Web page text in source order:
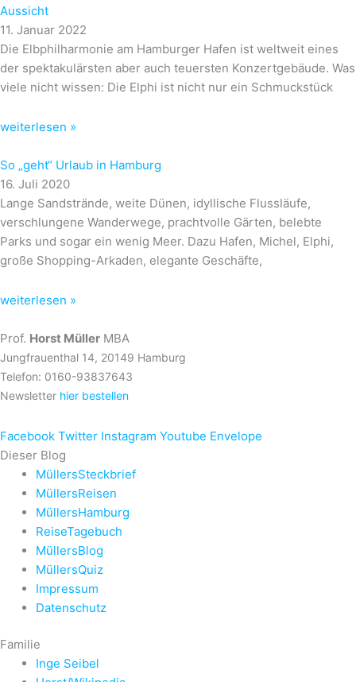
Aussicht
11. Januar 2022
Die Elbphilharmonie am Hamburger Hafen ist weltweit eines
der spektakulärsten aber auch teuersten Konzertgebäude. Was
viele nicht wissen: Die Elphi ist nicht nur ein Schmuckstück
weiterlesen »
So „geht“ Urlaub in Hamburg
16. Juli 2020
Lange Sandstrände, weite Dünen, idyllische Flussläufe,
verschlungene Wanderwege, prachtvolle Gärten, belebte
Parks und sogar ein wenig Meer. Dazu Hafen, Michel, Elphi,
große Shopping-Arkaden, elegante Geschäfte,
weiterlesen »
Prof. Horst Müller MBA
Jungfrauenthal 14, 20149 Hamburg
Telefon: 0160-93837643
Newsletter hier bestellen
Facebook Twitter Instagram Youtube Envelope
Dieser Blog
MüllersSteckbrief
MüllersReisen
MüllersHamburg
ReiseTagebuch
MüllersBlog
MüllersQuiz
Impressum
Datenschutz
Familie
Inge Seibel